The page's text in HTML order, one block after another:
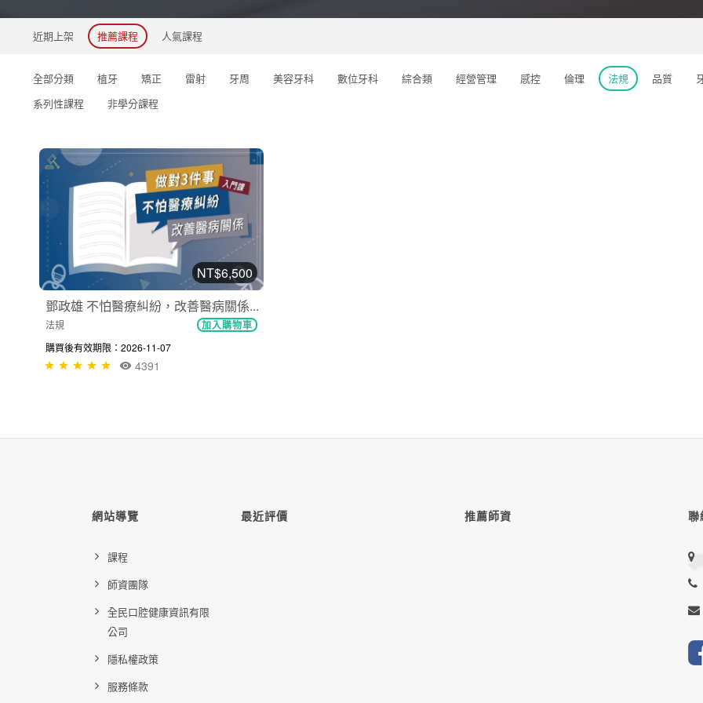
近期上架 推薦課程 人氣課程
全部分類 植牙 矯正 雷射 牙周 美容牙科 數位牙科 綜合類 經營管理 感控 倫理 法規 品質
系列性課程
非學分課程
NT$6,500
鄧政雄 不怕醫療糾紛，改善醫病關係...
法規 加入購物車
購買後有效期限：2026-11-07
4391
網站導覽
課程
師資團隊
全民口腔健康資訊有限
公司
隱私權政策
服務條款
最近評價 推薦師資 聯